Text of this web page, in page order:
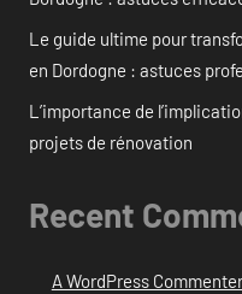
Le guide ultime pour
en Dordogne : astuces
L’importance de
projets de rénovation
Recent
A WordPress Commenter